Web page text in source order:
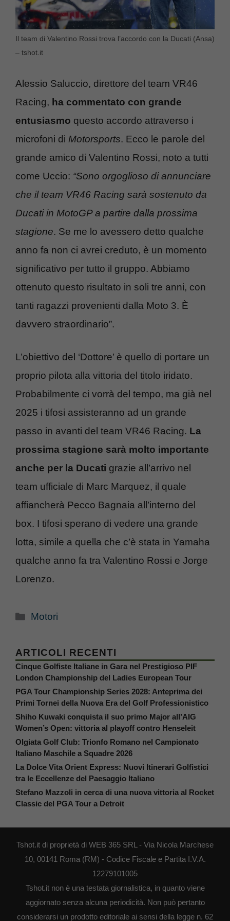
Il team di Valentino Rossi trova l’accordo con la Ducati (Ansa)
– tshot.it
Alessio Saluccio, direttore del team VR46
Racing, ha commentato con grande
entusiasmo questo accordo attraverso i
microfoni di Motorsports. Ecco le parole del
grande amico di Valentino Rossi, noto a tutti
come Uccio: “Sono orgoglioso di annunciare
che il team VR46 Racing sarà sostenuto da
Ducati in MotoGP a partire dalla prossima
stagione. Se me lo avessero detto qualche
anno fa non ci avrei creduto, è un momento
significativo per tutto il gruppo. Abbiamo
ottenuto questo risultato in soli tre anni, con
tanti ragazzi provenienti dalla Moto 3. È
davvero straordinario”.
L’obiettivo del ‘Dottore’ è quello di portare un
proprio pilota alla vittoria del titolo iridato.
Probabilmente ci vorrà del tempo, ma già nel
2025 i tifosi assisteranno ad un grande
passo in avanti del team VR46 Racing. La
prossima stagione sarà molto importante
anche per la Ducati grazie all’arrivo nel
team ufficiale di Marc Marquez, il quale
affiancherà Pecco Bagnaia all’interno del
box. I tifosi sperano di vedere una grande
lotta, simile a quella che c’è stata in Yamaha
qualche anno fa tra Valentino Rossi e Jorge
Lorenzo.
Categorie
Motori
ARTICOLI RECENTI
Cinque Golfiste Italiane in Gara nel Prestigioso PIF
London Championship del Ladies European Tour
PGA Tour Championship Series 2028: Anteprima dei
Primi Tornei della Nuova Era del Golf Professionistico
Shiho Kuwaki conquista il suo primo Major all’AIG
Women’s Open: vittoria al playoff contro Henseleit
Olgiata Golf Club: Trionfo Romano nel Campionato
Italiano Maschile a Squadre 2026
La Dolce Vita Orient Express: Nuovi Itinerari Golfistici
tra le Eccellenze del Paesaggio Italiano
Stefano Mazzoli in cerca di una nuova vittoria al Rocket
Classic del PGA Tour a Detroit
Tshot.it di proprietà di WEB 365 SRL - Via Nicola Marchese
10, 00141 Roma (RM) - Codice Fiscale e Partita I.V.A.
12279101005
Tshot.it non è una testata giornalistica, in quanto viene
aggiornato senza alcuna periodicità. Non può pertanto
considerarsi un prodotto editoriale ai sensi della legge n. 62